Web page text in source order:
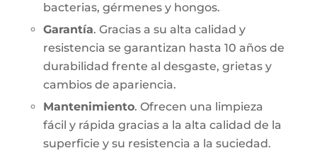
bacterias, gérmenes y hongos.
Garantía. Gracias a su alta calidad y
resistencia se garantizan hasta 10 años de
durabilidad frente al desgaste, grietas y
cambios de apariencia.
Mantenimiento. Ofrecen una limpieza
fácil y rápida gracias a la alta calidad de la
superficie y su resistencia a la suciedad.